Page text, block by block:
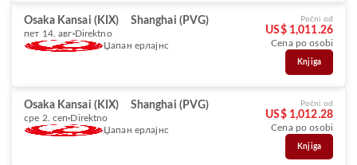
Osaka Kansai (KIX) Shanghai (PVG)
пет 14. авг Direktno
Џапан ерлајнс
Počni od
US$ 1,011.26
Cena po osobi
Knjiga
Osaka Kansai (KIX) Shanghai (PVG)
сре 2. сеп Direktno
Џапан ерлајнс
Počni od
US$ 1,012.28
Cena po osobi
Knjiga